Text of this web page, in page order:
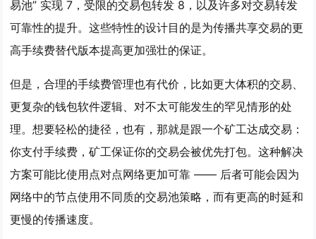
易池” 实现 7，受限的交易包转发 8，以及许多对交易转发
可靠性的提升。这些特性的设计目的是为传播共享交易的更
高手续费替代版本提高更加强壮的保证。
但是，合理的手续费管理也有代价，比如更大体积的交易、
更复杂的钱包软件逻辑、对不太可能发生的罕见情形的处
理。想要轻松的捷径，也有，那就是跟一个矿工达成交易：
你支付手续费，矿工保证你的交易会被优先打包。这种解决
方案可能比使用点对点网络更加可靠 —— 后者可能会因为
网络中的节点使用不同质的交易池策略，而有更高的时延和
更慢的传播速度。